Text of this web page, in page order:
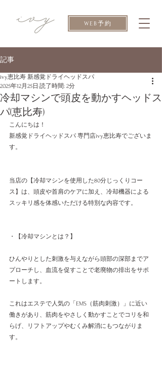
WEB予約
記事
冷却マシンで頭皮を動かすヘッドス
パ(恵比寿)
ivy恵比寿 新感覚ドライヘッドスパ
2025年12月25日 読了時間: 2分
こんにちは！
新感覚ドライヘッドスパ 専門店ivy恵比寿でございま
す。
当店の【冷却マシンを使用した80分じっくりコー
ス】は、頭皮や首肩のケアに加え、冷却機器による
スッキリ感を体感いただける特別な内容です。
・【冷却マシンとは？】
ひんやりとした刺激を与えながら頭部の深部までア
プローチし、血流を促すことで老廃物の排出をサポ
ートします。
これはエステで人気の「EMS（筋肉刺激）」に近い
働きがあり、筋肉をやさしく動かすことでコリを和
らげ、リフトアップやむくみ解消にもつながりま
す。